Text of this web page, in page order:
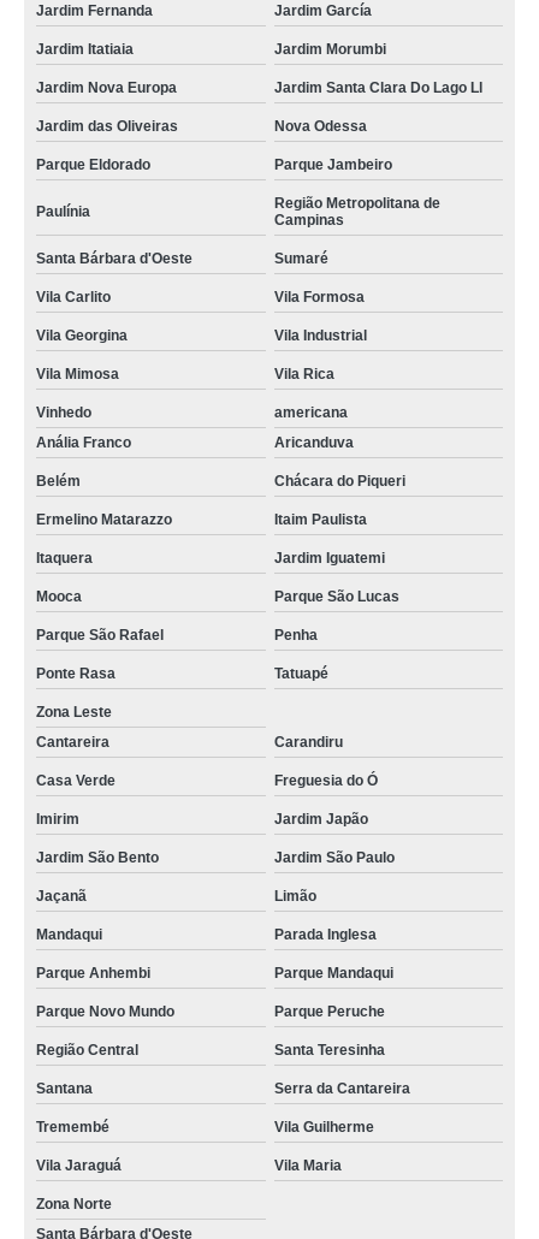
Jardim Fernanda Jardim García
Jardim Itatiaia Jardim Morumbi
Jardim Nova Europa Jardim Santa Clara Do Lago Ll
Jardim das Oliveiras Nova Odessa
Parque Eldorado Parque Jambeiro
Paulínia
Região Metropolitana de
Campinas
Santa Bárbara d'Oeste Sumaré
Vila Carlito Vila Formosa
Vila Georgina Vila Industrial
Vila Mimosa Vila Rica
Vinhedo
americana
Anália Franco
Aricanduva
Belém Chácara do Piqueri
Ermelino Matarazzo Itaim Paulista
Itaquera Jardim Iguatemi
Mooca Parque São Lucas
Parque São Rafael Penha
Ponte Rasa Tatuapé
Zona Leste
Cantareira
Carandiru
Casa Verde Freguesia do Ó
Imirim Jardim Japão
Jardim São Bento Jardim São Paulo
Jaçanã Limão
Mandaqui Parada Inglesa
Parque Anhembi Parque Mandaqui
Parque Novo Mundo Parque Peruche
Região Central Santa Teresinha
Santana Serra da Cantareira
Tremembé Vila Guilherme
Vila Jaraguá Vila Maria
Zona Norte
Santa Bárbara d'Oeste